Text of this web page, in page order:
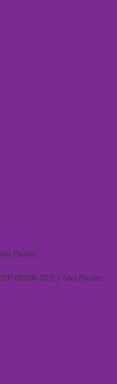
Paulo
05508-020 | São Paulo,